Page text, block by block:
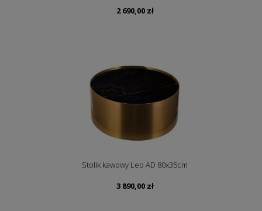
2 690,00 zł
Stolik kawowy Leo AD 80x35cm
3 890,00 zł